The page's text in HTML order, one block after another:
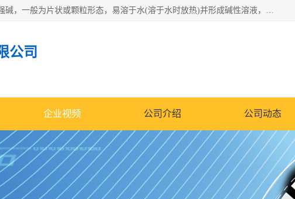
氢氧化钠化学式为NaOH，为一种具有很强腐蚀性的强碱，一般为片状或颗粒形态，易溶于水(溶于水时放热)并形成碱性溶液，另有潮解性，易吸取空气中的水蒸气(潮解)和(变质)。NaOH是化学实验室其中一种必备的化学品，亦为常见的化工品之一。纯品是无色透明的晶体。密度2.130g/cm3。熔点318.4℃。沸点1390℃。工业品含有少量的氯化和碳酸，是白色不透明的晶体。
公司
企业视频 公司介绍 公司动态